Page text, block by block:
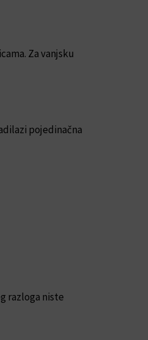
Za vanjsku
pojedinačna
razloga niste